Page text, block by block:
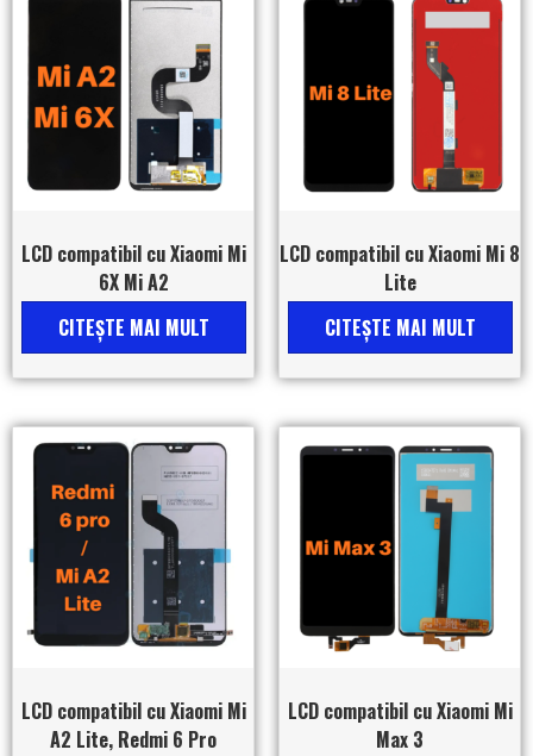
LCD compatibil cu Xiaomi Mi
6X Mi A2
CITEŞTE MAI MULT
LCD compatibil cu Xiaomi Mi 8
Lite
CITEŞTE MAI MULT
LCD compatibil cu Xiaomi Mi
A2 Lite, Redmi 6 Pro
LCD compatibil cu Xiaomi Mi
Max 3